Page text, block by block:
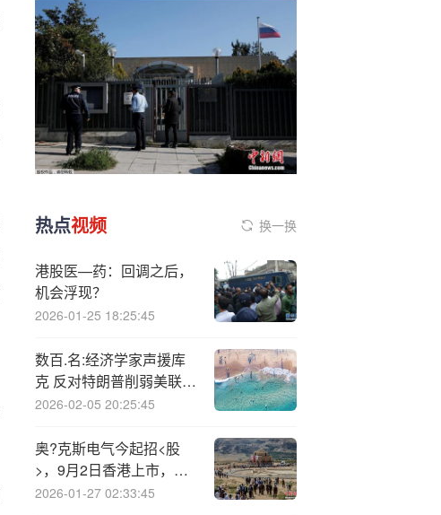
热点视频 换一换
港股医—药：回调之后，
机会浮现？
2026-01-25 18:25:45
数百.名:经济学家声援库
克 反对特朗普削弱美联储
独立性
2026-02-05 20:25:45
奥?克斯电气今起招<股
>，9月2日香港上市，中
邮、华菱、源乐晟、深圳
2026-01-27 02:33:45